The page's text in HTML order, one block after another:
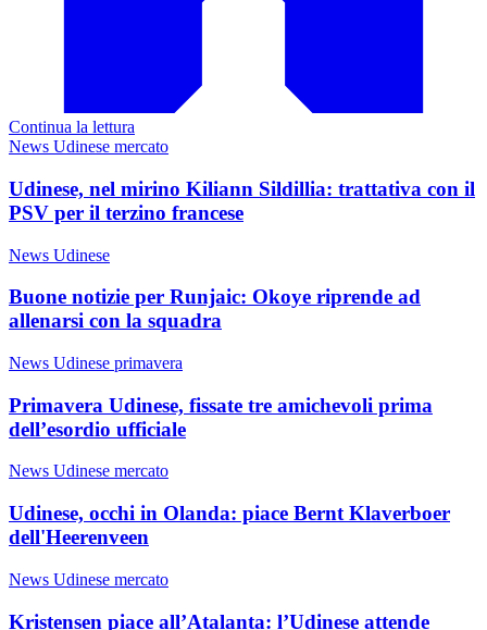
Continua la lettura
News Udinese mercato
Udinese, nel mirino Kiliann Sildillia: trattativa con il
PSV per il terzino francese
News Udinese
Buone notizie per Runjaic: Okoye riprende ad
allenarsi con la squadra
News Udinese primavera
Primavera Udinese, fissate tre amichevoli prima
dell’esordio ufficiale
News Udinese mercato
Udinese, occhi in Olanda: piace Bernt Klaverboer
dell'Heerenveen
News Udinese mercato
Kristensen piace all’Atalanta: l’Udinese attende